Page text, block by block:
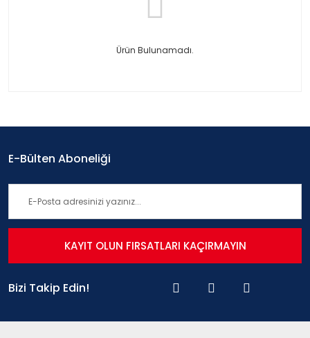
Ürün Bulunamadı.
E-Bülten Aboneliği
KAYIT OLUN FIRSATLARI KAÇIRMAYIN
Bizi Takip Edin!